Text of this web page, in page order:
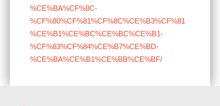
%CE%BA%CF%8C-
%CF%80%CF%81%CF%8C%CE%B3%CF%81
%CE%B1%CE%BC%CE%BC%CE%B1-
%CF%83%CF%84%CE%B7%CE%BD-
%CE%BA%CE%B1%CE%BB%CE%BF/